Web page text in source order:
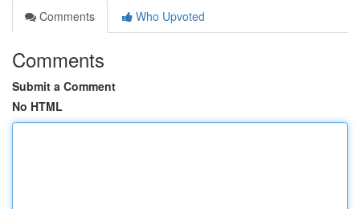
Comments
Who Upvoted
Comments
Submit a Comment
No HTML